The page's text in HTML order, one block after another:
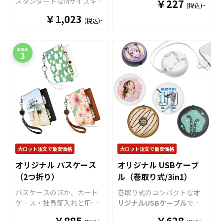
100％のしっかりとした生地
ろんマザーズバッグや通勤
バッグ、コミケ・同人グッ
ズ配布のサブバッグとして
も幅広く活躍します。複雑
な形状や色数の多いデザイ
ンでも印刷単価が従来方式
に比べて比較的リーズナブ
ルとなっていることも特徴
です。企業やショップのノ
ベルティ、フェスやイベン
ト、アニメグッズ等の販促
品等様々なシーンでご利用
いただける人気のアイテム
です。OEMなどの販売に必
要な資材も取り揃えており
ますので、お客様にはデザ
インをご入稿いただくだけ
でオリジナル商品として販
￥1,023 (税込)~
べる、水に強くて丈夫なラ
デザインをプリントでき、
鮮やかで鮮明な仕上がりが
魅力です。デザインがない
部分はコインケース本体の
色がそのまま活かされ、カ
スタマイズの幅が広がりま
す。このコインケースは
1951年に「世界で一番早く
コインを取り出せる！」を
キャッチフレーズに誕生
し、片手で握るだけで小銭
が簡単に取り出せる便利さ
と、コンパクトな形状で今
もなお世界中で愛されてい
ます。持ち運びに便利なボ
ールチェーン付きで、キー
￥227 (税込)~
大ロット注文で最安価格
オリジナル パスケース
（2つ折り）
パスケースのほか、カード
ケース・社員証入れと用途
大ロット注文で最安価格
オリジナル USBケーブ
ル（巻取り式/3in1）
巻取り式のコンパクトなオ
リジナルUSBケーブルで